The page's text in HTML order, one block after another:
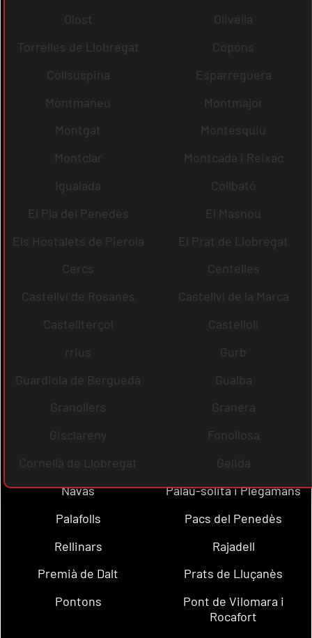
Olost
Olivella
Torrelles de Llobregat
Copons
Collsuspina
Esparreguera
Montmaneu
Montmajor
Montgat
Montesquiu
Montclar
Montcada i Reixac
Igualada
Collbató
El Pla del Penedès
El Masnou
Els Hostalets de Pierola
El Prat de Llobregat
Cercs
Centelles
Castellví de Rosanes
Castellví de la Marca
Castellterçol
Castellolí
rrius
Gurb
Guardiola de Berguedà
Gualba
Granollers
Granera
Gisclareny
Fonollosa
Cornellà de Llobregat
Gelida
Navas
Palau-solità i Plegamans
Palafolls
Pacs del Penedès
Rellinars
Rajadell
Premià de Dalt
Prats de Lluçanès
Pontons
Pont de Vilomara i
Rocafort